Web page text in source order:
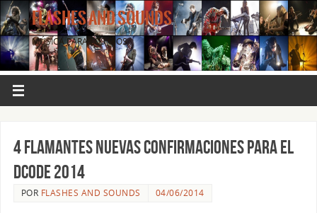
FLASHES AND SOUNDS
MÚSICA PARA LOS OJOS.
4 flamantes nuevas confirmaciones para el
DCode 2014
POR FLASHES AND SOUNDS 04/06/2014